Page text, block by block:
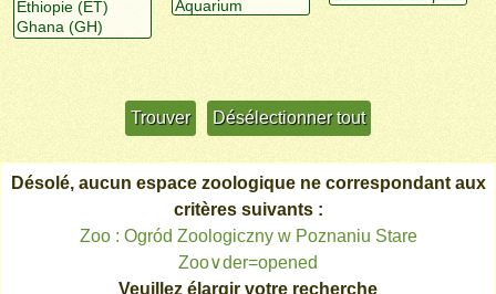
Désolé, aucun espace zoologique ne correspondant aux
critères suivants :
Zoo : Ogród Zoologiczny w Poznaniu Stare
Zoo∨der=opened
Veuillez élargir votre recherche